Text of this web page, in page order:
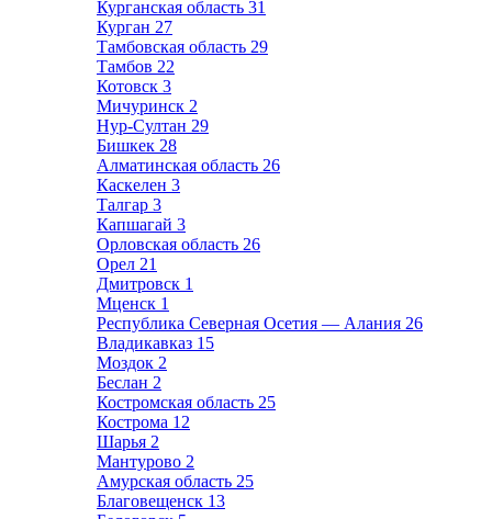
Курганская область 31
Курган 27
Тамбовская область 29
Тамбов 22
Котовск 3
Мичуринск 2
Нур-Султан 29
Бишкек 28
Алматинская область 26
Каскелен 3
Талгар 3
Капшагай 3
Орловская область 26
Орел 21
Дмитровск 1
Мценск 1
Республика Северная Осетия — Алания 26
Владикавказ 15
Моздок 2
Беслан 2
Костромская область 25
Кострома 12
Шарья 2
Мантурово 2
Амурская область 25
Благовещенск 13